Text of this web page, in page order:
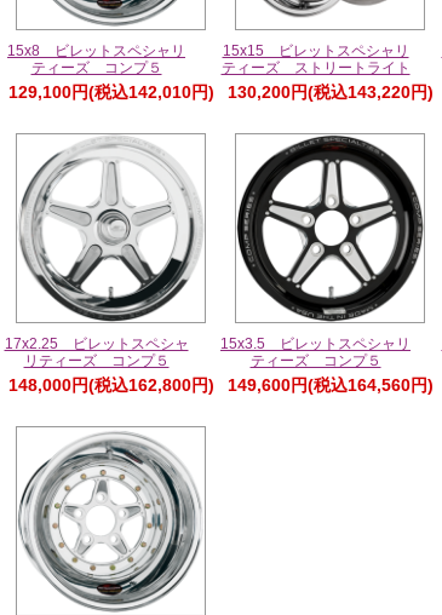
15x8 ビレットスペシャリ
ティーズ コンプ５
129,100円(税込142,010円)
15x15 ビレットスペシャリ
ティーズ ストリートライト
130,200円(税込143,220円)
17x2.25 ビレットスペシャ
リティーズ コンプ５
148,000円(税込162,800円)
15x3.5 ビレットスペシャリ
ティーズ コンプ５
149,600円(税込164,560円)